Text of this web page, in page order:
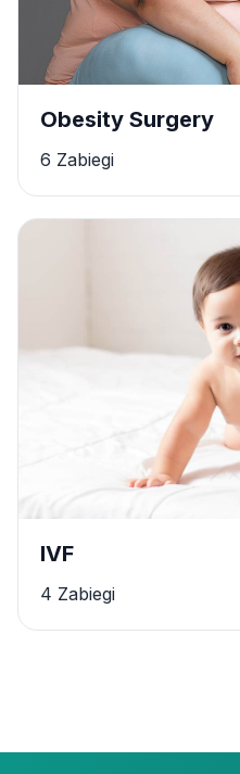
Obesity Surgery
6 Zabiegi
IVF
4 Zabiegi